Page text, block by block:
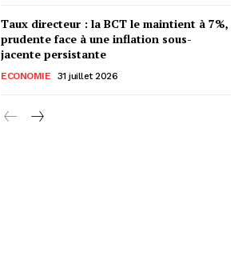
Taux directeur : la BCT le maintient à 7%,
prudente face à une inflation sous-
jacente persistante
ECONOMIE 31 juillet 2026